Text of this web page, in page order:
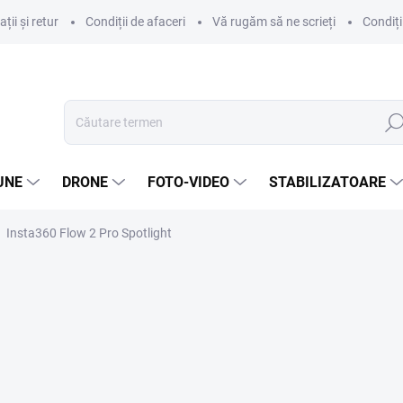
și retur Condiții de afaceri Vă rugăm să ne scrieți
DRONE FOTO-VIDEO STABILIZATOARE
Insta360 Flow 2 Pro Spotlight